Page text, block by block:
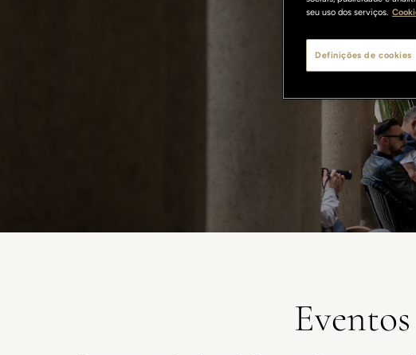
seu uso dos serviços.
Definições de cookies